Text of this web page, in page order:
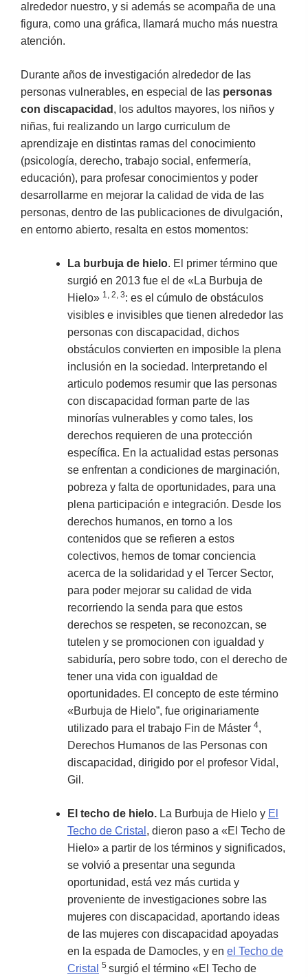
alrededor nuestro, y si además se acompaña de una
figura, como una gráfica, llamará mucho más nuestra
atención.
Durante años de investigación alrededor de las
personas vulnerables, en especial de las personas
con discapacidad , los adultos mayores, los niños y
niñas, fui realizando un largo curriculum de
aprendizaje en distintas ramas del conocimiento
(psicología, derecho, trabajo social, enfermería,
educación), para profesar conocimientos y poder
desarrollarme en mejorar la calidad de vida de las
personas, dentro de las publicaciones de divulgación,
en entorno abierto, resalta en estos momentos:
La burbuja de hielo. El primer término que
surgió en 2013 fue el de «La Burbuja de
Hielo» 1, 2, 3: es el cúmulo de obstáculos
visibles e invisibles que tienen alrededor las
personas con discapacidad, dichos
obstáculos convierten en imposible la plena
inclusión en la sociedad. Interpretando el
articulo podemos resumir que las personas
con discapacidad forman parte de las
minorías vulnerables y como tales, los
derechos requieren de una protección
específica. En la actualidad estas personas
se enfrentan a condiciones de marginación,
pobreza y falta de oportunidades, para una
plena participación e integración. Desde los
derechos humanos, en torno a los
contenidos que se refieren a estos
colectivos, hemos de tomar conciencia
acerca de la solidaridad y el Tercer Sector,
para poder mejorar su calidad de vida
recorriendo la senda para que estos
derechos se respeten, se reconozcan, se
tutelen y se promocionen con igualdad y
sabiduría, pero sobre todo, con el derecho de
tener una vida con igualdad de
oportunidades. El concepto de este término
«Burbuja de Hielo”, fue originariamente
utilizado para el trabajo Fin de Máster 4,
Derechos Humanos de las Personas con
discapacidad, dirigido por el profesor Vidal,
Gil.
El techo de hielo. La Burbuja de Hielo y El
Techo de Cristal , dieron paso a «El Techo de
Hielo» a partir de los términos y significados,
se volvió a presentar una segunda
oportunidad, está vez más curtida y
proveniente de investigaciones sobre las
mujeres con discapacidad, aportando ideas
de las mujeres con discapacidad apoyadas
en la espada de Damocles, y en el Techo de
Cristal
5 surgió el término «El Techo de